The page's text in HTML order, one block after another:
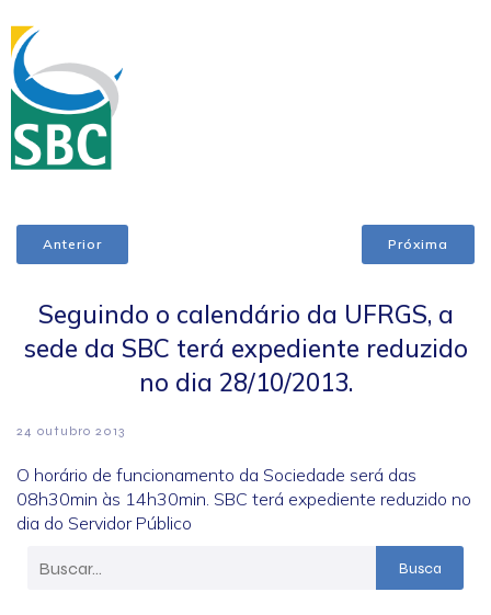
Anterior Próxima
Seguindo o calendário da UFRGS, a
sede da SBC terá expediente reduzido
no dia 28/10/2013.
24 outubro 2013
O horário de funcionamento da Sociedade será das
08h30min às 14h30min. SBC terá expediente reduzido no
dia do Servidor Público
Busca